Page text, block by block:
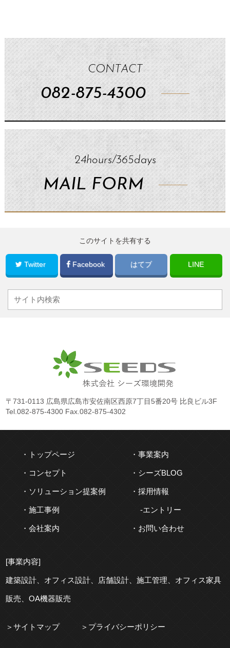
CONTACT
082-875-4300
24hours/365days
MAIL FORM
このサイトを共有する
Twitter Facebook はてブ LINE
〒731-0113 広島県広島市安佐南区西原7丁目5番20号 比良ビル3F
Tel.082-875-4300 Fax.082-875-4302
トップページ
コンセプト
ソリューション提案例
施工事例
会社案内
事業案内
シーズBLOG
採用情報
エントリー
お問い合わせ
[事業内容]
建築設計、 オフィス設計、 店舗設計、施工管理、 オフィス家具
販売、OA機器販売
サイトマップ プライバシーポリシー